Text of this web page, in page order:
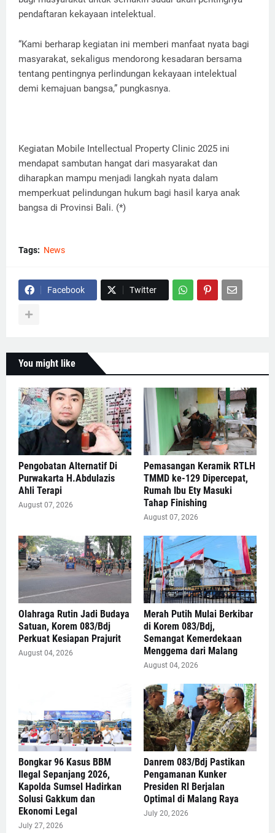
pendaftaran kekayaan intelektual.
“Kami berharap kegiatan ini memberi manfaat nyata bagi
masyarakat, sekaligus mendorong kesadaran bersama
tentang pentingnya perlindungan kekayaan intelektual
demi kemajuan bangsa,” pungkasnya.
Kegiatan Mobile Intellectual Property Clinic 2025 ini
mendapat sambutan hangat dari masyarakat dan
diharapkan mampu menjadi langkah nyata dalam
memperkuat pelindungan hukum bagi hasil karya anak
bangsa di Provinsi Bali. (*)
Tags: News
Facebook Twitter
You might like
Pengobatan Alternatif Di
Purwakarta H.Abdulazis
Ahli Terapi
August 07, 2026
Pemasangan Keramik RTLH
TMMD ke-129 Dipercepat,
Rumah Ibu Ety Masuki
Tahap Finishing
August 07, 2026
Olahraga Rutin Jadi Budaya
Satuan, Korem 083/Bdj
Perkuat Kesiapan Prajurit
August 04, 2026
Merah Putih Mulai Berkibar
di Korem 083/Bdj,
Semangat Kemerdekaan
Menggema dari Malang
August 04, 2026
Bongkar 96 Kasus BBM
Ilegal Sepanjang 2026,
Kapolda Sumsel Hadirkan
Solusi Gakkum dan
Ekonomi Legal
July 27, 2026
Danrem 083/Bdj Pastikan
Pengamanan Kunker
Presiden RI Berjalan
Optimal di Malang Raya
July 20, 2026